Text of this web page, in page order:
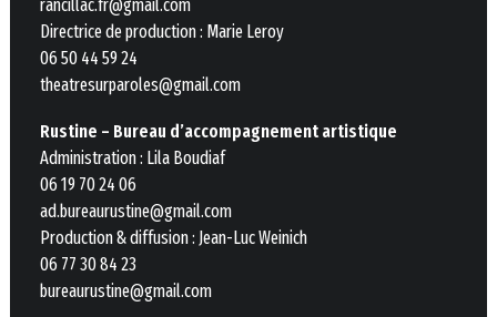
rancillac.fr@gmail.com
Directrice de production : Marie Leroy
06 50 44 59 24
theatresurparoles@gmail.com
Rustine – Bureau d’accompagnement artistique
Administration : Lila Boudiaf
06 19 70 24 06
ad.bureaurustine@gmail.com
Production & diffusion : Jean-Luc Weinich
06 77 30 84 23
bureaurustine@gmail.com